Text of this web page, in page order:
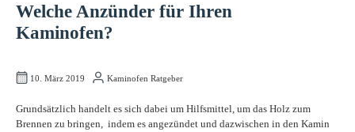
Welche Anzünder für Ihren
Kaminofen?
10. März 2019 Kaminofen Ratgeber
Grundsätzlich handelt es sich dabei um Hilfsmittel, um das Holz zum
Brennen zu bringen, indem es angezündet und dazwischen in den Kamin